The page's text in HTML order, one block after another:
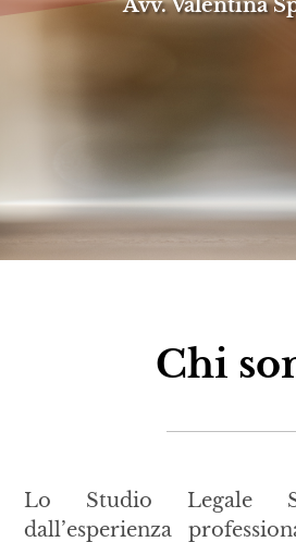
Avv. Valentina
Chi
Lo Studio Legale
dall’esperienza